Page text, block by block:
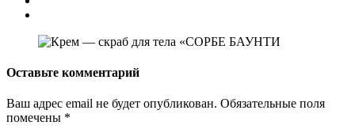
Оставьте комментарий
Ваш адрес email не будет опубликован. Обязательные поля
помечены *